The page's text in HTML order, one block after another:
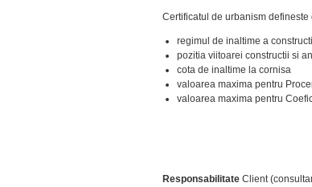
Certificatul de urbanism
regimul de inaltime a
pozitia viitoarei constructii si
cota de inaltime la cornisa
valoarea maxima pentru
valoarea maxima pentru
Responsabilitate Client